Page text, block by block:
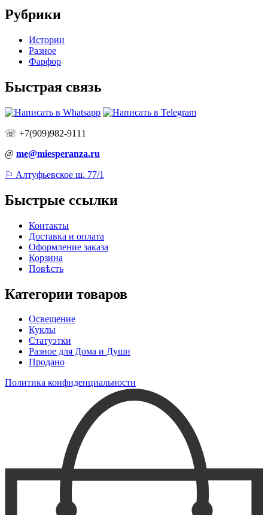
Рубрики
Истории
Разное
Фарфор
Быстрая связь
☏ +7(909)982-9111
@ me@miesperanza.ru
⚐ Алтуфьевское ш. 77/1
Быстрые ссылки
Контакты
Доставка и оплата
Оформление заказа
Корзина
Повѣсть
Категории товаров
Освещение
Куклы
Статуэтки
Разное для Дома и Души
Продано
Политика конфиденциальности